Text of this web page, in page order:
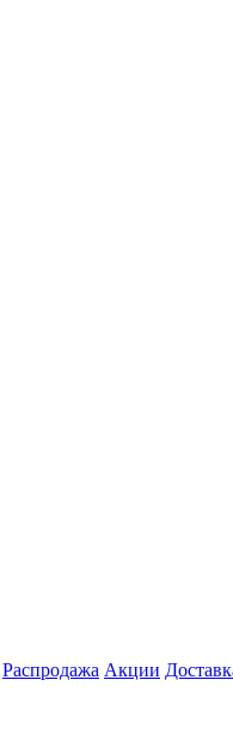
Распродажа Акции